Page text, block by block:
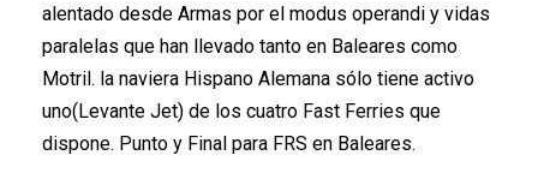
alentado desde Armas por el modus operandi y vidas
paralelas que han llevado tanto en Baleares como
Motril. la naviera Hispano Alemana sólo tiene activo
uno(Levante Jet) de los cuatro Fast Ferries que
dispone. Punto y Final para FRS en Baleares.